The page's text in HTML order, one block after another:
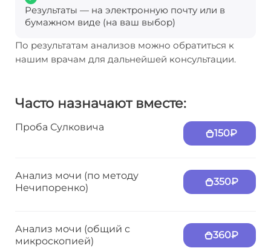
Результаты — на электронную почту или в
бумажном виде (на ваш выбор)
По результатам анализов можно обратиться к
нашим врачам для дальнейшей консультации.
Часто назначают вместе:
Проба Сулковича
150₽
Анализ мочи (по методу
Нечипоренко)
350₽
Анализ мочи (общий с
микроскопией)
360₽